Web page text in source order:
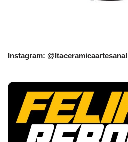
Instagram: @Itaceramicaartesanal